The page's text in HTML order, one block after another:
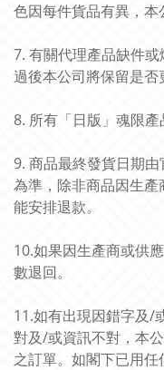
色因每件貨品有異，本
7. 有關代理產品缺件
過後本公司將保留是否
8. 所有「日版」魂限產
9. 商品最終發貨日期
為準，除非商品因生
能安排退款。
10.如果因生產商或供
數退回。
11.如有出現因錯字及/
對及/或資訊不對，本
之訂單。如閣下已用